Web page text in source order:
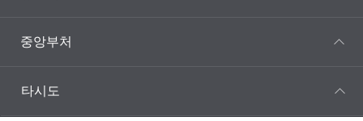
중앙부처
타시도